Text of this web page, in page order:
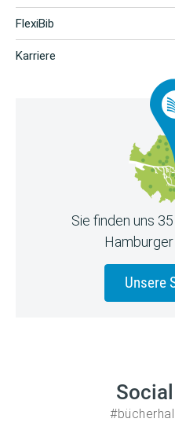
FlexiBib
Karriere
Sie finden uns
Unsere